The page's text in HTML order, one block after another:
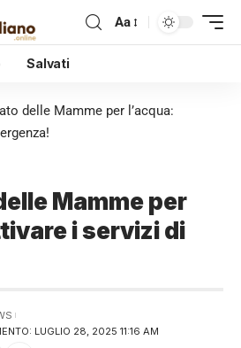
Aa
Salvati
delle Mamme per l’acqua:
Mamme per
i servizi di
LUGLIO 28, 2025 11:16 AM